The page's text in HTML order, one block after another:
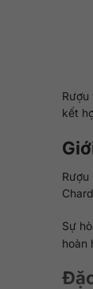
Rượu
kết
Rượu
Sự
hoàn